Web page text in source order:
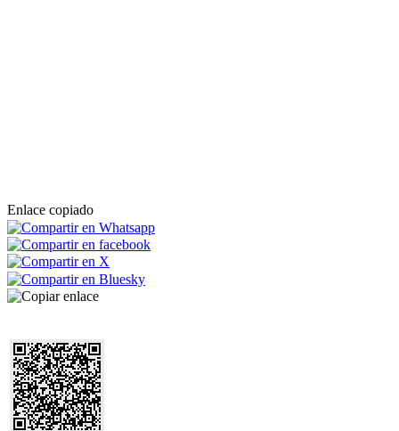
Enlace copiado